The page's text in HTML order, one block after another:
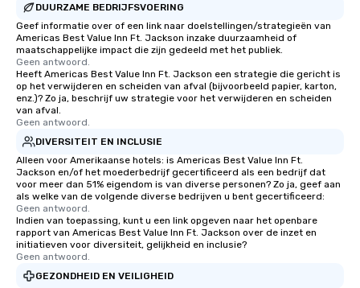
DUURZAME BEDRIJFSVOERING
Geef informatie over of een link naar doelstellingen/strategieën van
Americas Best Value Inn Ft. Jackson inzake duurzaamheid of
maatschappelijke impact die zijn gedeeld met het publiek.
Geen antwoord.
Heeft Americas Best Value Inn Ft. Jackson een strategie die gericht is
op het verwijderen en scheiden van afval (bijvoorbeeld papier, karton,
enz.)? Zo ja, beschrijf uw strategie voor het verwijderen en scheiden
van afval.
Geen antwoord.
DIVERSITEIT EN INCLUSIE
Alleen voor Amerikaanse hotels: is Americas Best Value Inn Ft.
Jackson en/of het moederbedrijf gecertificeerd als een bedrijf dat
voor meer dan 51% eigendom is van diverse personen? Zo ja, geef aan
als welke van de volgende diverse bedrijven u bent gecertificeerd:
Geen antwoord.
Indien van toepassing, kunt u een link opgeven naar het openbare
rapport van Americas Best Value Inn Ft. Jackson over de inzet en
initiatieven voor diversiteit, gelijkheid en inclusie?
Geen antwoord.
GEZONDHEID EN VEILIGHEID